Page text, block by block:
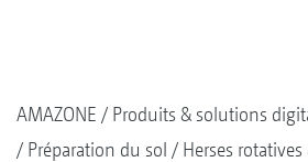
AMAZONE
Produits & solutions
Préparation du sol
Herses